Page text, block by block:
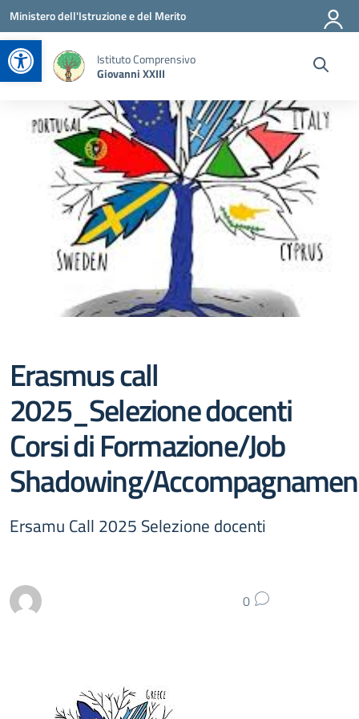
Apri la barra degli strumenti
Vai ai contenuti
Vai al menu di navigazione
Vai al footer
Ministero dell'Istruzione e del Merito
Istituto Comprensivo
Giovanni XXIII
Erasmus call
2025_Selezione docenti
Corsi di Formazione/Job
Shadowing/
Ersamu Call 2025 Selezione docenti
0